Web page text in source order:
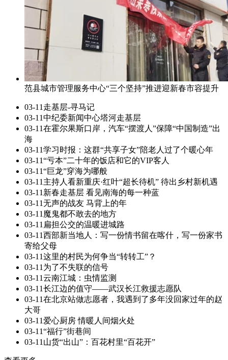
范县城市管理服务中心“三个坚持”推进迎新春市容提升
03-11 走基层-寻马记
03-11中纪委新闻中心塔河走基层
03-11在霍尔果斯口岸，汽车“摆渡人”保障“中国制造”出
海
03-11学习时报：这群“共享子女”陪老人过了个暖心年
03-11“亏本”二十年的饭店和它的VIP客人
03-11“巨龙”穿海为哪般
03-11 主持人看新重庆·红叶“超长待机” 待出乡村新机遇
03-11 新春走基层 看见南海的每一种蓝
03-11无声的战友 马背上的年
03-11 魔鬼都不敢去的地方
03-11 扁担公交的温暖进城路
03-11西部新当地人：写一份情书留在喀什，写一份家书
寄给父母
03-11这里的村民为何争当“转转工”？
03-11 为了不失联的信号
03-11云南江城：虫情监测
03-11长江边的值守——武汉长江救援志愿队
03-11在北京站做志愿者，我遇到了多年没回家过年的赵
大哥
03-11 爱心厨房 情暖人间烟火处
03-11“福行”街巷间
03-11 山货“出山”：百花村里“百花开”